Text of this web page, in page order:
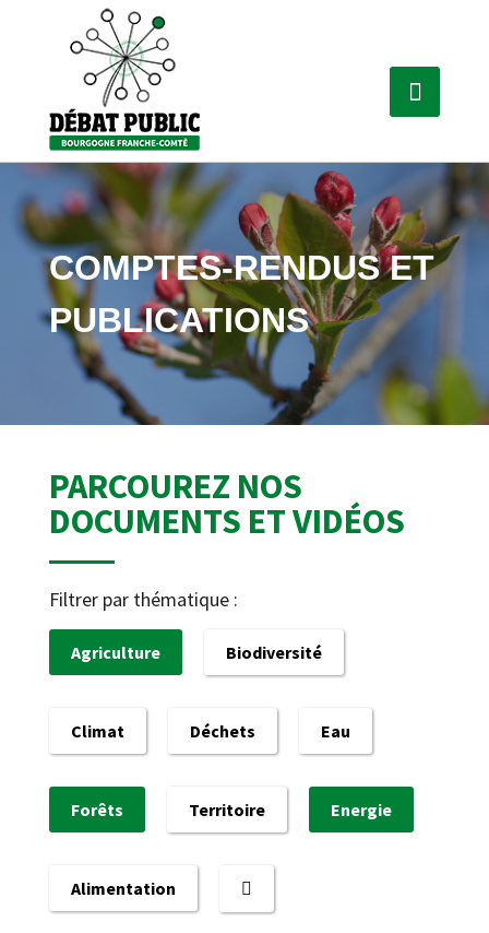
COMPTES-RENDUS ET
PUBLICATIONS
PARCOUREZ NOS
DOCUMENTS ET VIDÉOS
Filtrer par thématique :
Agriculture Biodiversité
Climat Déchets Eau
Forêts Territoire Energie
Alimentation